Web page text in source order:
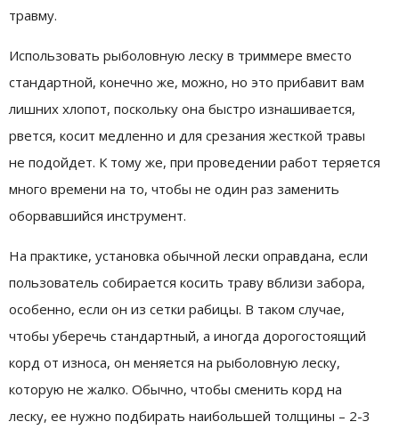
травму.
Использовать рыболовную леску в триммере вместо
стандартной, конечно же, можно, но это прибавит вам
лишних хлопот, поскольку она быстро изнашивается,
рвется, косит медленно и для срезания жесткой травы
не подойдет. К тому же, при проведении работ теряется
много времени на то, чтобы не один раз заменить
оборвавшийся инструмент.
На практике, установка обычной лески оправдана, если
пользователь собирается косить траву вблизи забора,
особенно, если он из сетки рабицы. В таком случае,
чтобы уберечь стандартный, а иногда дорогостоящий
корд от износа, он меняется на рыболовную леску,
которую не жалко. Обычно, чтобы сменить корд на
леску, ее нужно подбирать наибольшей толщины – 2-3